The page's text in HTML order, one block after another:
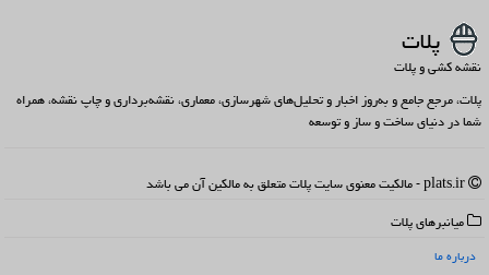
پلات
نقشه کشی و پلات
پلات، مرجع جامع و به‌روز اخبار و تحلیل‌های شهرسازی، معماری، نقشه‌برداری و چاپ نقشه، همراه
شما در دنیای ساخت و ساز و توسعه
میانبرهای پلات
درباره ما